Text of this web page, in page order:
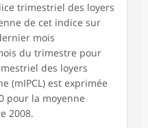
trimestriel des loyers
de cet indice sur
mois
du trimestre pour
des loyers
(mIPCL) est exprimée
pour la moyenne
2008.